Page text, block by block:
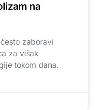
na
zaboravi
za višak
tokom dana.